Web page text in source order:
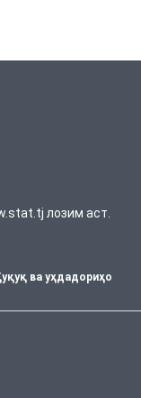
лозим аст.
ва уҳдадориҳо